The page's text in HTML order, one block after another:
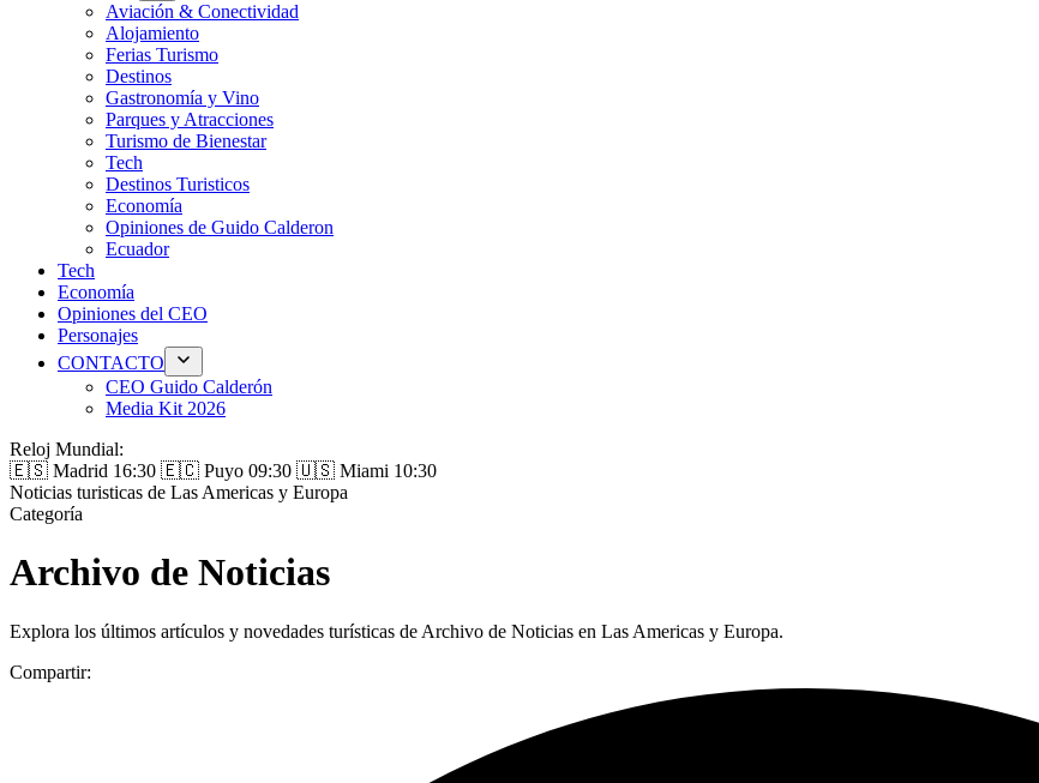
Aviación & Conectividad
Alojamiento
Ferias Turismo
Destinos
Gastronomía y Vino
Parques y Atracciones
Turismo de Bienestar
Tech
Destinos Turisticos
Economía
Opiniones de Guido Calderon
Ecuador
Tech
Economía
Opiniones del CEO
Personajes
CONTACTO
CEO Guido Calderón
Media Kit 2026
Reloj Mundial:
🇪🇸 Madrid 16:30 🇪🇨 Puyo 09:30 🇺🇸 Miami 10:30
Noticias turisticas de Las Americas y Europa
Categoría
Archivo de Noticias
Explora los últimos artículos y novedades turísticas de Archivo de Noticias en Las Americas y Europa.
Compartir: